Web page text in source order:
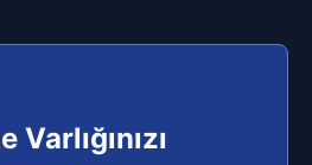
Varlığınızı